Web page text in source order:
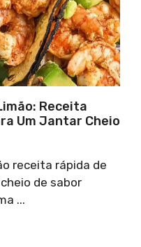
Receita
Um Jantar Cheio
receita rápida de
de sabor
...